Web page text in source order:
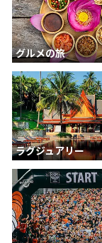
グルメの旅
ラグジュアリー